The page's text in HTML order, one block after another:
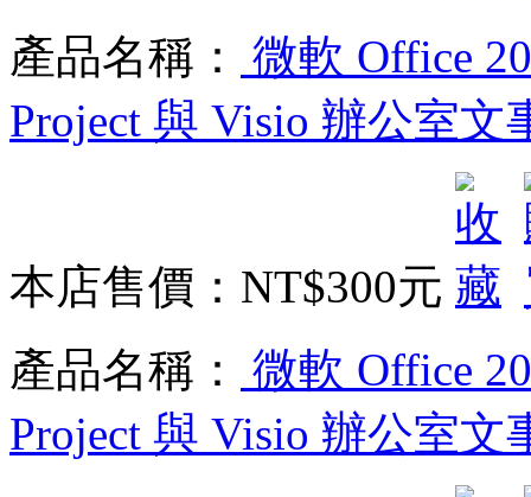
產品名稱：
微軟 Office
Project 與 Visio 辦公室文
本店售價： NT$300元
產品名稱：
微軟 Office
Project 與 Visio 辦公室